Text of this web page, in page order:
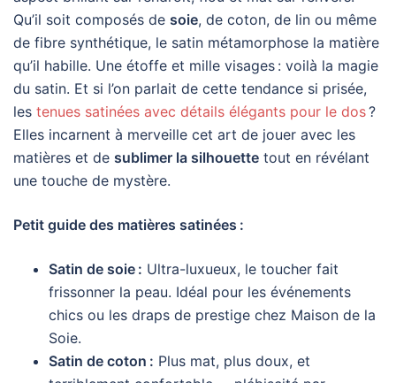
Qu’il soit composés de soie, de coton, de lin ou même
de fibre synthétique, le satin métamorphose la matière
qu’il habille. Une étoffe et mille visages : voilà la magie
du satin. Et si l’on parlait de cette tendance si prisée,
les tenues satinées avec détails élégants pour le dos?
Elles incarnent à merveille cet art de jouer avec les
matières et de sublimer la silhouette tout en révélant
une touche de mystère.
Petit guide des matières satinées :
Satin de soie : Ultra-luxueux, le toucher fait
frissonner la peau. Idéal pour les événements
chics ou les draps de prestige chez Maison de la
Soie.
Satin de coton : Plus mat, plus doux, et